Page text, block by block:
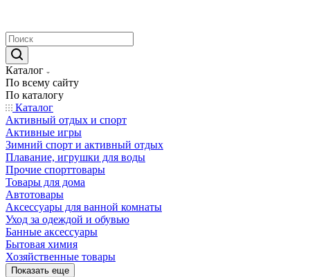
Каталог
По всему сайту
По каталогу
Каталог
Активный отдых и спорт
Активные игры
Зимний спорт и активный отдых
Плавание, игрушки для воды
Прочие спорттовары
Товары для дома
Автотовары
Аксессуары для ванной комнаты
Уход за одеждой и обувью
Банные аксессуары
Бытовая химия
Хозяйственные товары
Показать еще